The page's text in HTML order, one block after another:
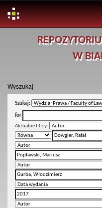
W
Wyszukaj
Szukaj:
for
Aktualne filtry: